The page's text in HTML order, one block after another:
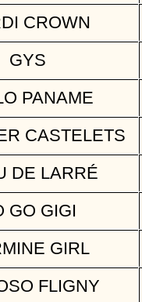
CROWN
GYS
PANAME
CASTELETS
DE LARRÉ
GO GIGI
GIRL
FLIGNY